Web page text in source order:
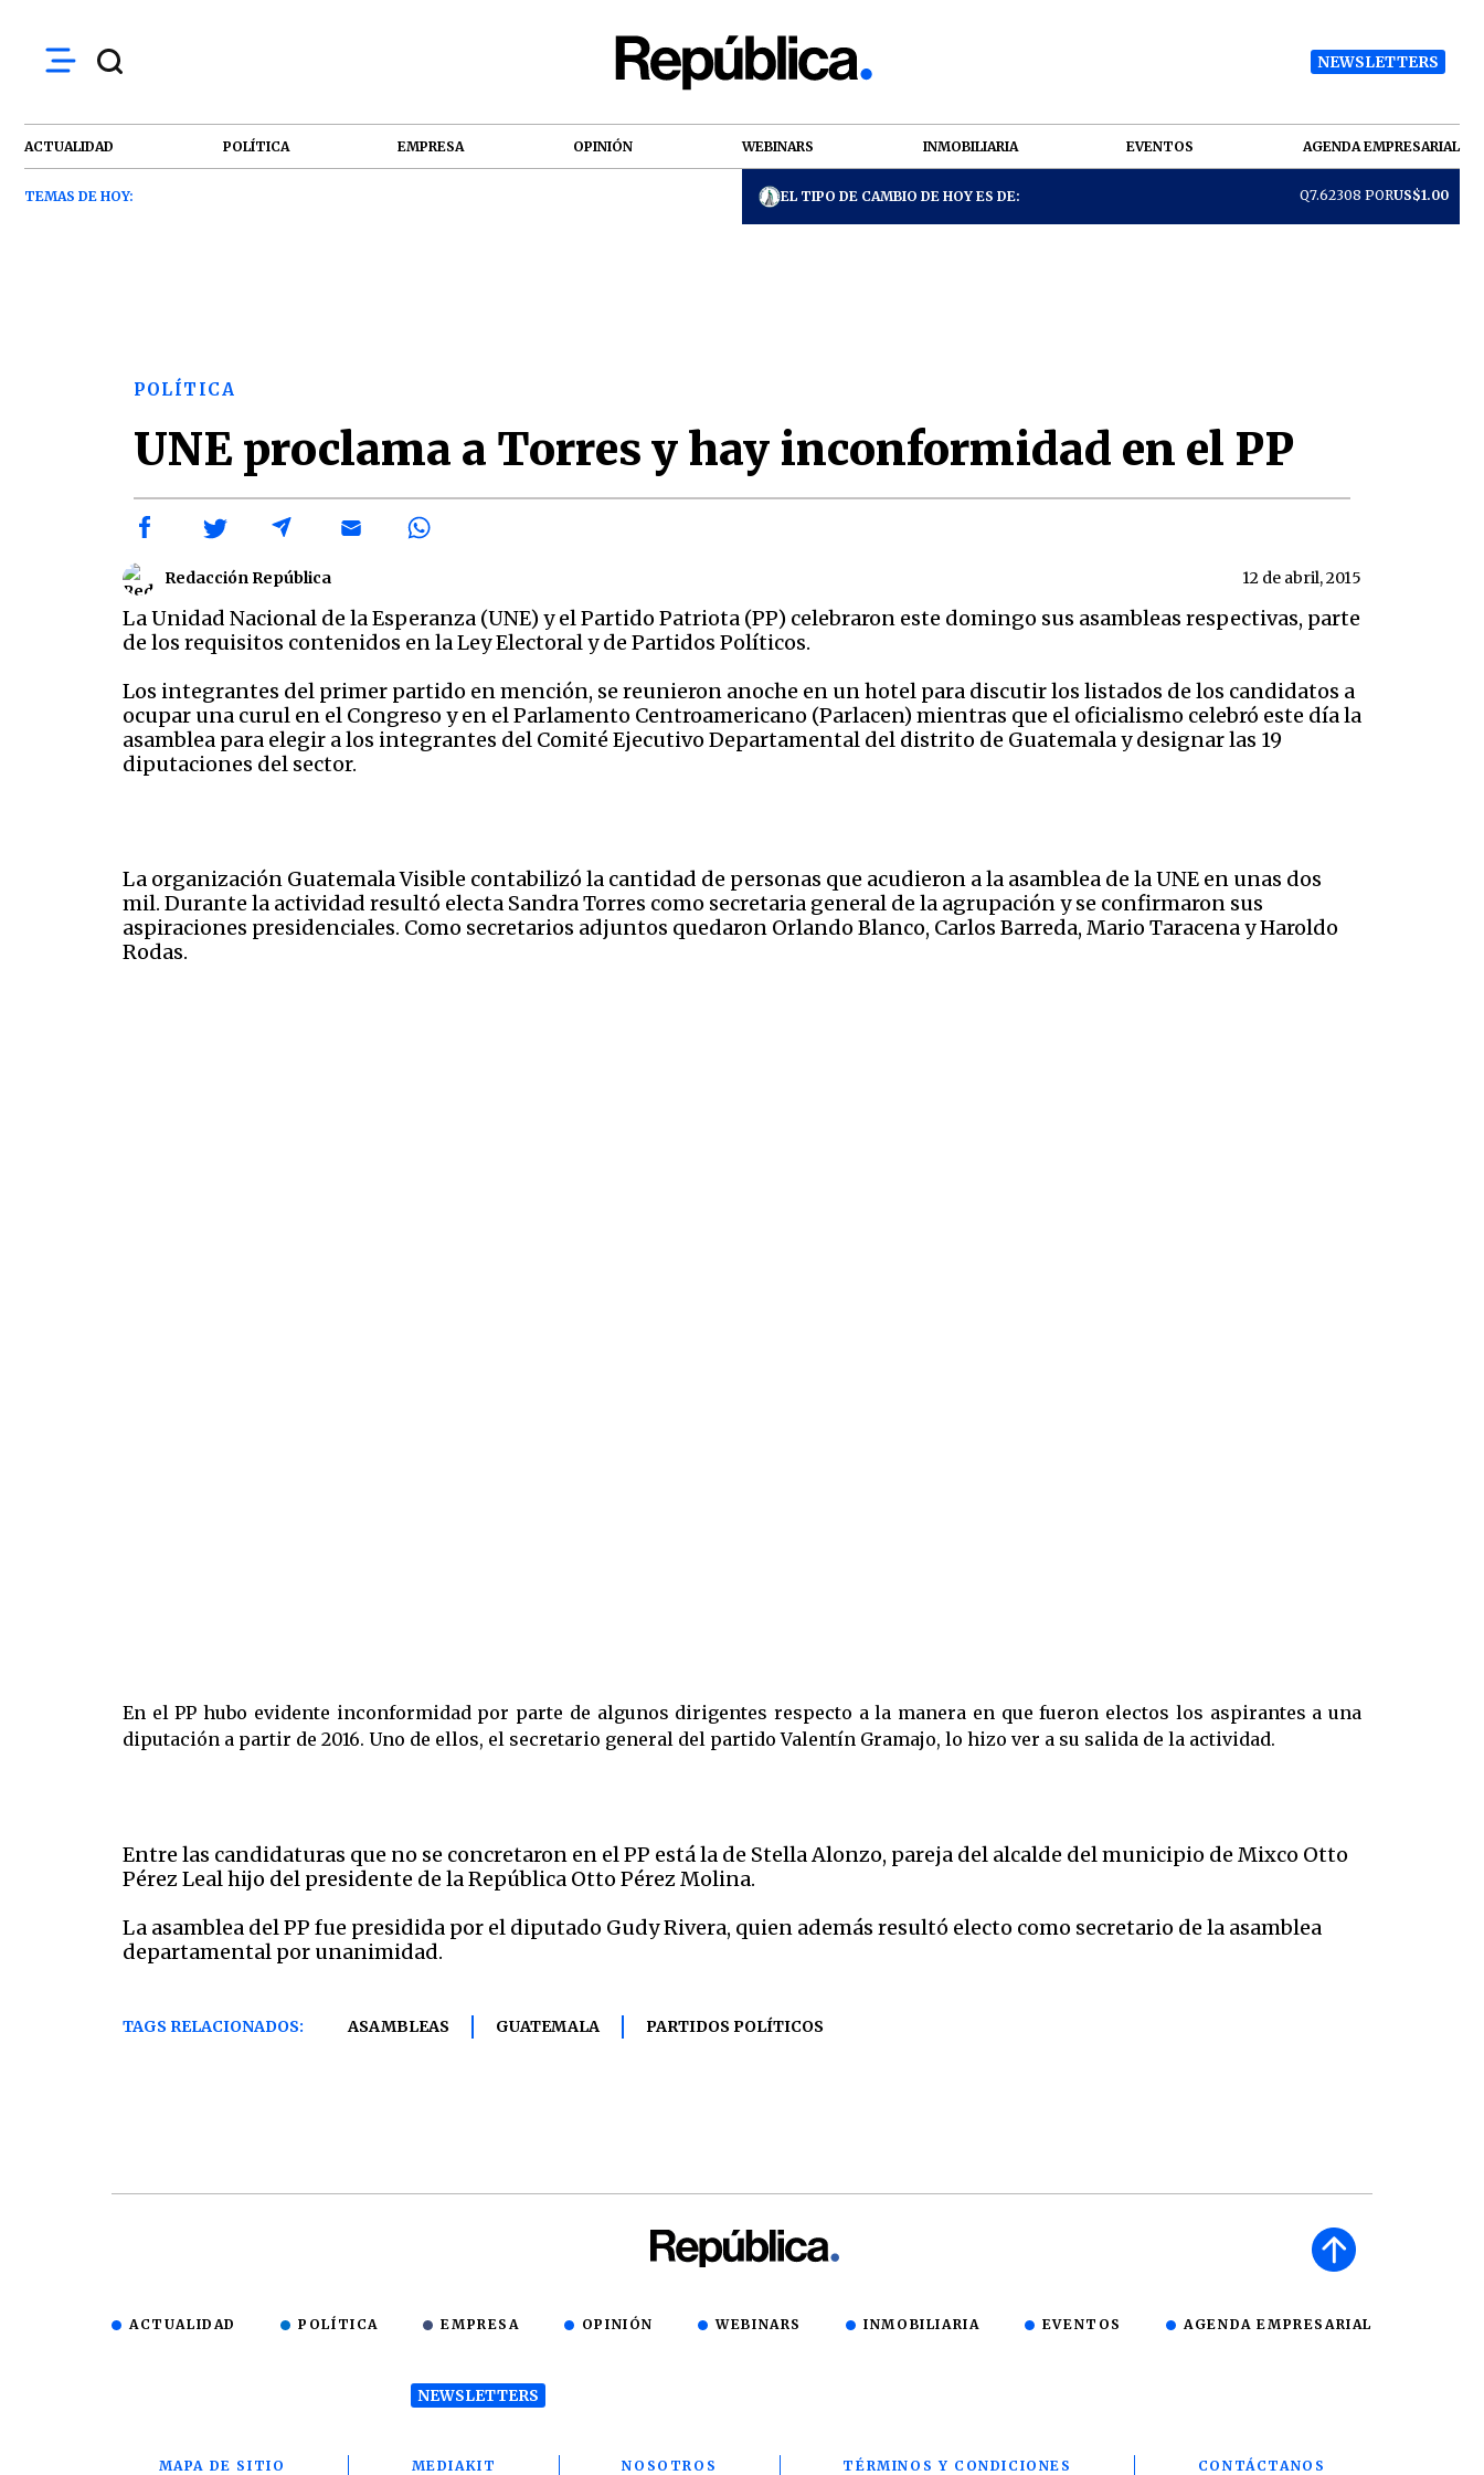
NEWSLETTERS
ACTUALIDAD POLÍTICA EMPRESA OPINIÓN WEBINARS INMOBILIARIA EVENTOS AGENDA EMPRESARIAL
TEMAS DE HOY: EL TIPO DE CAMBIO DE HOY ES DE: Q7.62308 PORUS$1.00
POLÍTICA
UNE proclama a Torres y hay inconformidad en el PP
Redacción República 12 de abril, 2015
La Unidad Nacional de la Esperanza (UNE) y el Partido Patriota (PP) celebraron este domingo sus asambleas respectivas, parte
de los requisitos contenidos en la Ley Electoral y de Partidos Políticos.
Los integrantes del primer partido en mención, se reunieron anoche en un hotel para discutir los listados de los candidatos a
ocupar una curul en el Congreso y en el Parlamento Centroamericano (Parlacen) mientras que el oficialismo celebró este día la
asamblea para elegir a los integrantes del Comité Ejecutivo Departamental del distrito de Guatemala y designar las 19
diputaciones del sector.
La organización Guatemala Visible contabilizó la cantidad de personas que acudieron a la asamblea de la UNE en unas dos
mil. Durante la actividad resultó electa Sandra Torres como secretaria general de la agrupación y se confirmaron sus
aspiraciones presidenciales. Como secretarios adjuntos quedaron Orlando Blanco, Carlos Barreda, Mario Taracena y Haroldo
Rodas.
En el PP hubo evidente inconformidad por parte de algunos dirigentes respecto a la manera en que fueron electos los aspirantes a una
diputación a partir de 2016. Uno de ellos, el secretario general del partido Valentín Gramajo, lo hizo ver a su salida de la actividad.
Entre las candidaturas que no se concretaron en el PP está la de Stella Alonzo, pareja del alcalde del municipio de Mixco Otto
Pérez Leal hijo del presidente de la República Otto Pérez Molina.
La asamblea del PP fue presidida por el diputado Gudy Rivera, quien además resultó electo como secretario de la asamblea
departamental por unanimidad.
TAGS RELACIONADOS: ASAMBLEAS GUATEMALA PARTIDOS POLÍTICOS
ACTUALIDAD POLÍTICA EMPRESA OPINIÓN WEBINARS INMOBILIARIA EVENTOS AGENDA EMPRESARIAL
NEWSLETTERS
MAPA DE SITIO MEDIAKIT NOSOTROS TÉRMINOS Y CONDICIONES CONTÁCTANOS